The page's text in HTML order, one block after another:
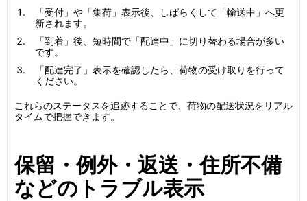
「受付」や「集荷」表示後、しばらくして「輸送中」へ更
新されます。
「到着」後、短時間で「配達中」に切り替わる場合が多い
です。
「配達完了」表示を確認したら、荷物の受け取りを行って
ください。
これらのステータスを追跡することで、荷物の配送状況をリアル
タイムで把握できます。
保留・例外・返送・住所不備
などのトラブル表示